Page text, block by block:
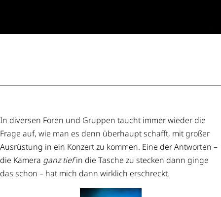
In diversen Foren und Gruppen taucht immer wieder die
Frage auf, wie man es denn überhaupt schafft, mit großer
Ausrüstung in ein Konzert zu kommen. Eine der Antworten –
die Kamera ganz tiefin die Tasche zu stecken dann ginge
das schon – hat mich dann wirklich erschreckt.